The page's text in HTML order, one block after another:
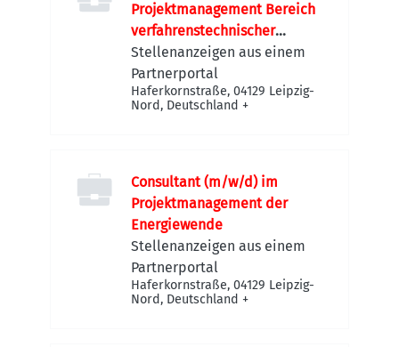
Projektmanagement Bereich
verfahrenstechnischer
Anlagenbau
Stellenanzeigen aus einem
Partnerportal
Haferkornstraße, 04129 Leipzig-
Nord, Deutschland +
Consultant (m/w/d) im
Projektmanagement der
Energiewende
Stellenanzeigen aus einem
Partnerportal
Haferkornstraße, 04129 Leipzig-
Nord, Deutschland +